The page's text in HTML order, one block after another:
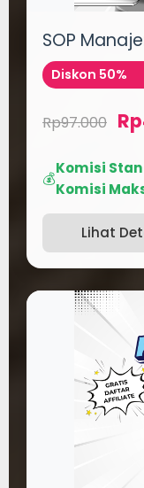
SOP
Diskon 50%
Rp97.000
💰
Komisi
Komisi
Lihat